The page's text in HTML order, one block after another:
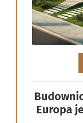
Europa